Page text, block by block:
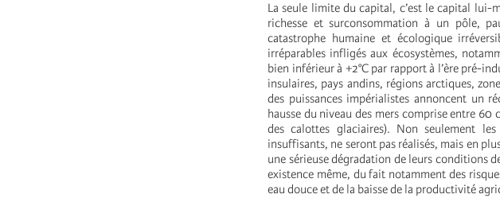
La seule limite du capital, c’est le capital lui-
richesse et surconsommation à un pôle,
catastrophe humaine et écologique
irréparables infligés aux écosystèmes,
bien inférieur à +2°C par rapport à l’ère pré-
insulaires, pays andins, régions arctiques,
des puissances impérialistes annoncent un
hausse du niveau des mers comprise entre
des calottes glaciaires). Non seulement
insuffisants, ne seront pas réalisés, mais en
une sérieuse dégradation de leurs conditions
existence même, du fait notamment des
eau douce et de la baisse de la productivité